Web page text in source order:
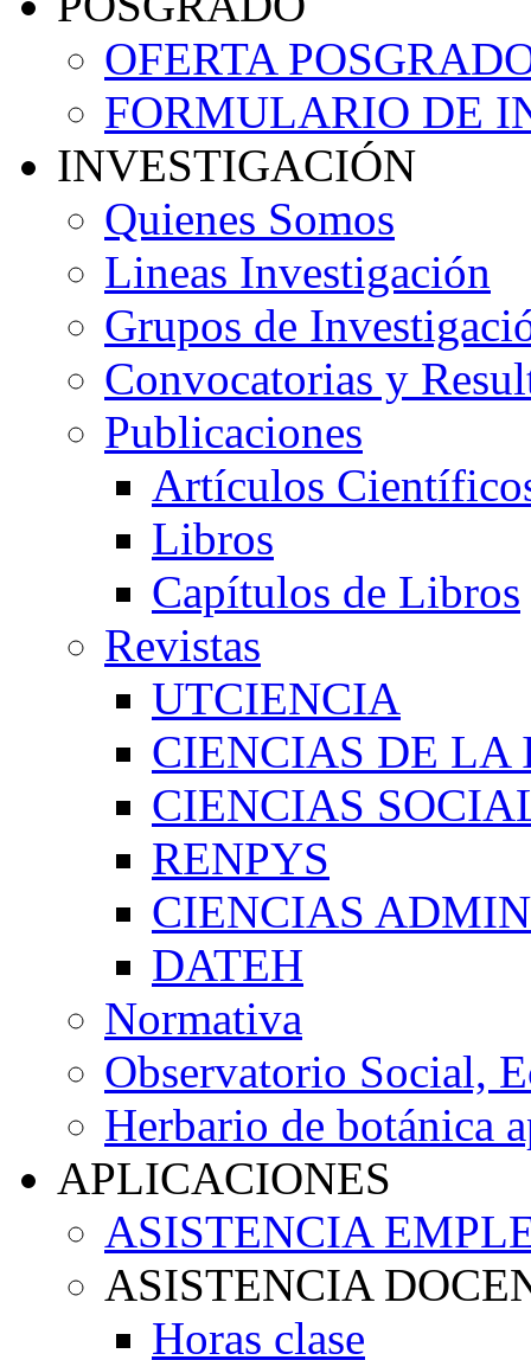
OFERTA
FORMULARIO DE
INVESTIGACIÓN
Quienes Somos
Lineas Investigación
Grupos de
Convocatorias y
Publicaciones
Artículos
Libros
Capítulos de Libros
Revistas
UTCIENCIA
CIENCIAS DE LA
CIENCIAS
RENPYS
CIENCIAS
DATEH
Normativa
Observatorio Social,
Herbario de botánica
APLICACIONES
ASISTENCIA
ASISTENCIA
Horas clase